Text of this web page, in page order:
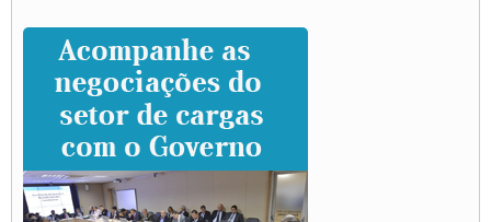
Caminhoneiros prometem paralisação e cobram diálogo com Lula
CNTTL e lideranças de caminhoneiros participam de debate sobre saúde nas
rodovias
Paulinho e Litti debatem política global para transporte rodoviário de cargas na
SUTCRA no Uruguai
Grande Conquista da Categoria transporte de Cargas e Caminhoneiros Autonomos
ENCONTRO INTERNACIONAL EM APOIO A CLASSE TRABALHADORA
DO BRASIL E A ELEIÇÃO 2022
Carta às Brasileiras e aos Brasileiros em Defesa do Estado Democrático de Direito